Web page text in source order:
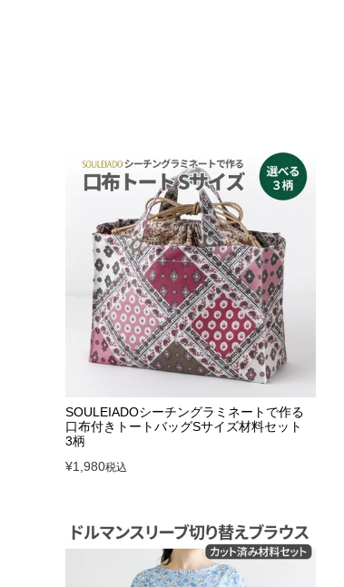
SOULEIADOシーチングラミネートで作る
口布付きトートバッグSサイズ材料セット
3柄
¥1,980税込